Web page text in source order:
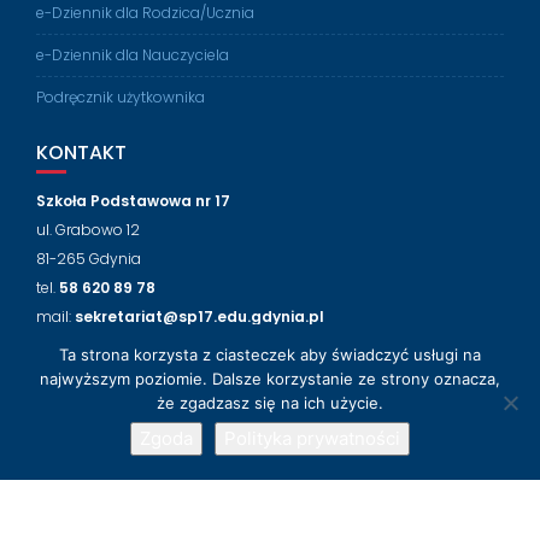
e-Dziennik dla Rodzica/Ucznia
e-Dziennik dla Nauczyciela
Podręcznik użytkownika
KONTAKT
Szkoła Podstawowa nr 17
ul. Grabowo 12
81-265 Gdynia
tel. 58 620 89 78
mail: sekretariat@sp17.edu.gdynia.pl
NASZ FACEBOOK
Ta strona korzysta z ciasteczek aby świadczyć usługi na
najwyższym poziomie. Dalsze korzystanie ze strony oznacza,
że zgadzasz się na ich użycie.